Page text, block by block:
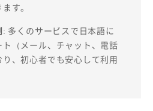
す。
: 多くのサービスで日本語に
（メール、チャット、電話
、初心者でも安心して利用